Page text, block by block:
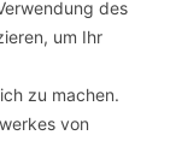
des
um Ihr
zu machen.
von